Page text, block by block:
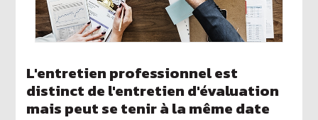
L'entretien professionnel est
distinct de l'entretien d'évaluation
mais peut se tenir à la même date